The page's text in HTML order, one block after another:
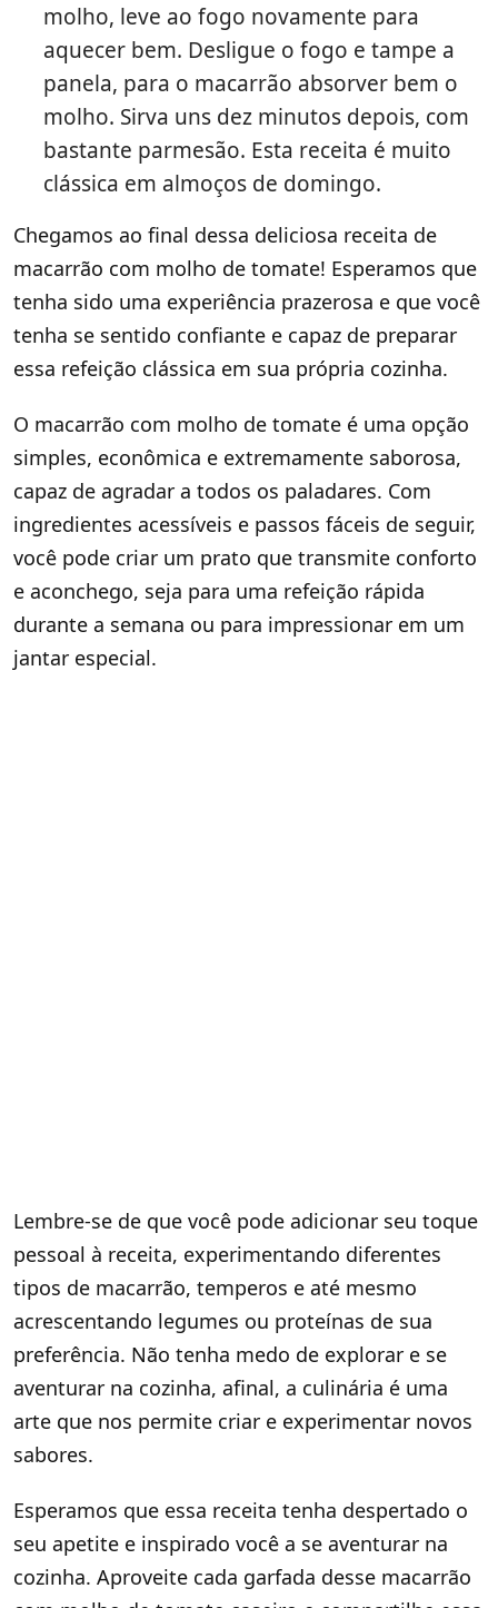
molho, leve ao fogo novamente para
aquecer bem. Desligue o fogo e tampe a
panela, para o macarrão absorver bem o
molho. Sirva uns dez minutos depois, com
bastante parmesão. Esta receita é muito
clássica em almoços de domingo.
Chegamos ao final dessa deliciosa receita de
macarrão com molho de tomate! Esperamos que
tenha sido uma experiência prazerosa e que você
tenha se sentido confiante e capaz de preparar
essa refeição clássica em sua própria cozinha.
O macarrão com molho de tomate é uma opção
simples, econômica e extremamente saborosa,
capaz de agradar a todos os paladares. Com
ingredientes acessíveis e passos fáceis de seguir,
você pode criar um prato que transmite conforto
e aconchego, seja para uma refeição rápida
durante a semana ou para impressionar em um
jantar especial.
Lembre-se de que você pode adicionar seu toque
pessoal à receita, experimentando diferentes
tipos de macarrão, temperos e até mesmo
acrescentando legumes ou proteínas de sua
preferência. Não tenha medo de explorar e se
aventurar na cozinha, afinal, a culinária é uma
arte que nos permite criar e experimentar novos
sabores.
Esperamos que essa receita tenha despertado o
seu apetite e inspirado você a se aventurar na
cozinha. Aproveite cada garfada desse macarrão